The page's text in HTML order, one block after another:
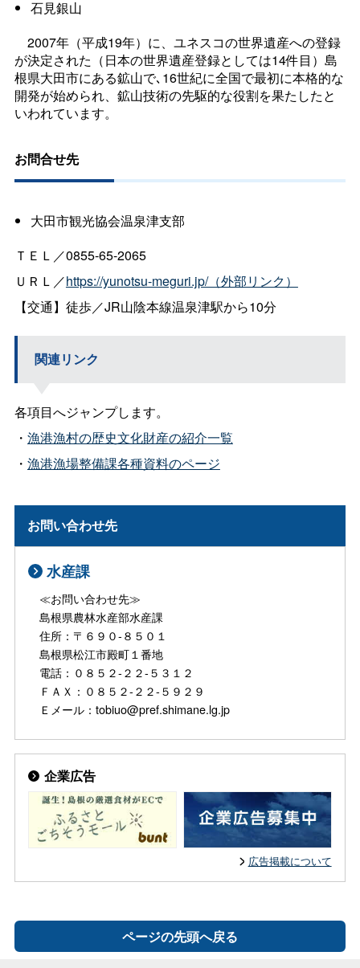
石見銀山
2007年（平成19年）に、ユネスコの世界遺産への登録
が決定された（日本の世界遺産登録としては14件目）島
根県大田市にある鉱山で､16世紀に全国で最初に本格的な
開発が始められ、鉱山技術の先駆的な役割を果たしたと
いわれています。
お問合せ先
大田市観光協会温泉津支部
ＴＥＬ／0855-65-2065
ＵＲＬ／https://yunotsu-meguri.jp/（外部リンク）
【交通】徒歩／JR山陰本線温泉津駅から10分
関連リンク
各項目へジャンプします。
・ 漁港漁村の歴史文化財産の紹介一覧
・ 漁港漁場整備課各種資料のページ
お問い合わせ先
水産課
≪お問い合わせ先≫
島根県農林水産部水産課
住所：〒６９０-８５０１
島根県松江市殿町１番地
電話：０８５２-２２-５３１２
ＦＡＸ：０８５２-２２-５９２９
Ｅメール：tobiuo@pref.shimane.lg.jp
企業広告
広告掲載について
ページの先頭へ戻る